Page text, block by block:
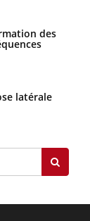
des
latérale